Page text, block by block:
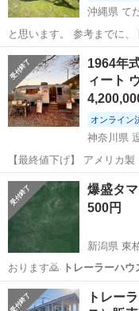
沖縄県 て
と思います。 参考までに、
す。 …
沖縄 国頭郡 てだ
キャンピングトレーラー
1964年
ィート
オンライン
神奈川県
【最終値下げ】 アメリカ
には当時の上位モデルを象
ム が残る、大型・希少クラスの個体
客・イベン...
神奈川 三浦郡 逗子
爆盛タ
500円
新潟県 東
おります🙇
トレーラーハウ
ス居酒屋二丁目…
新潟 柏崎市 東柏崎
トレー